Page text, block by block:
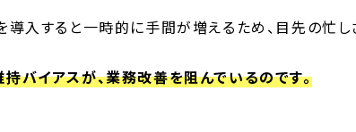
導入すると一時的に手間が増えるため、目先の忙
バイアスが、業務改善を阻んでいるのです。